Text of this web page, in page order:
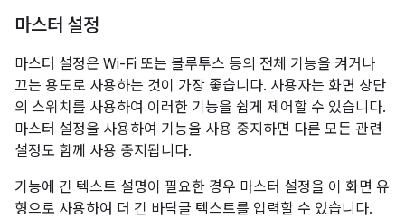
마스터 설정
마스터 설정은 Wi-Fi 또는 블루투스 등의 전체 기능을 켜거나
끄는 용도로 사용하는 것이 가장 좋습니다. 사용자는 화면 상단
의 스위치를 사용하여 이러한 기능을 쉽게 제어할 수 있습니다.
마스터 설정을 사용하여 기능을 사용 중지하면 다른 모든 관련
설정도 함께 사용 중지됩니다.
기능에 긴 텍스트 설명이 필요한 경우 마스터 설정을 이 화면 유
형으로 사용하여 더 긴 바닥글 텍스트를 입력할 수 있습니다.